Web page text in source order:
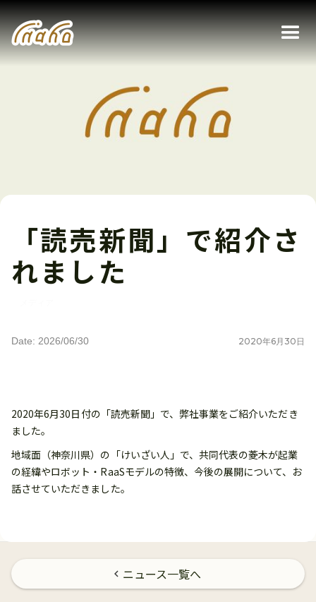
「読売新聞」で紹介さ
れました
Date: 2026/06/30 2020年6月 30 日
2020年6月30日付の「読売新聞」で、弊社事業をご紹介いただき
ました。
地域面（神奈川県）の「けいざい人」で、共同代表の菱木が起業
の経緯やロボット・RaaSモデルの特徴、今後の展開について、お
話させていただきました。
chevron_left ニュース一覧へ